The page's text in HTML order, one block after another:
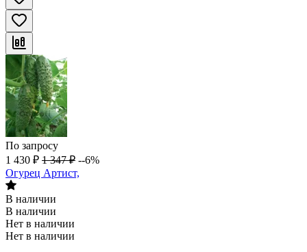
По запросу
1 430 ₽ 1 347 ₽ --6%
Огурец Артист,
В наличии
В наличии
Нет в наличии
Нет в наличии